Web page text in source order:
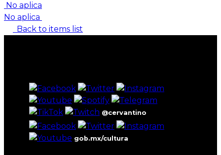
No aplica
No aplica
Back to items list
@cervantino
gob.mx/cultura